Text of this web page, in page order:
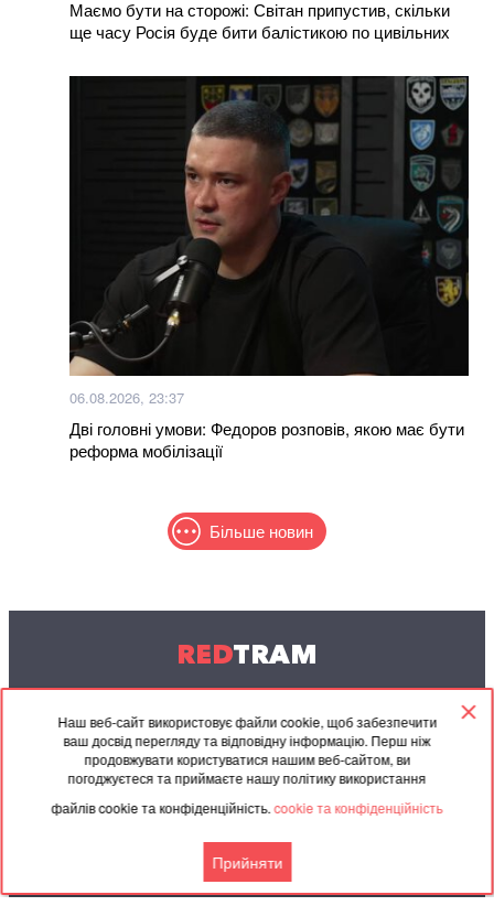
Наш веб-сайт використовує файли cookie, щоб забезпечити
ваш досвід перегляду та відповідну інформацію. Перш ніж
продовжувати користуватися нашим веб-сайтом, ви
погоджуєтеся та приймаєте нашу політику використання
файлів cookie та конфіденційність.cookie та конфіденційність
Прийняти
Маємо бути на сторожі: Світан припустив, скільки
ще часу Росія буде бити балістикою по цивільних
06.08.2026, 23:37
Дві головні умови: Федоров розповів, якою має бути
реформа мобілізації
Більше новин
REDTRAM
© 2004-2026 Redtram, Ltd.
Співпраця
Партнерські
матеріали
Архів
Угода
Контакти